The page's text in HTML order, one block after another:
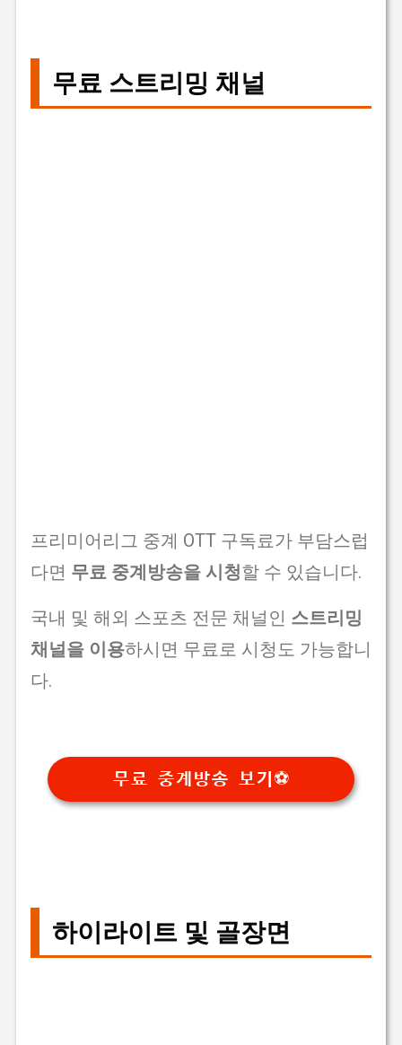
무료 스트리밍 채널
프리미어리그 중계 OTT 구독료가 부담스럽
다면 무료 중계방송을 시청할 수 있습니다.
국내 및 해외 스포츠 전문 채널인 스트리밍
채널을 이용하시면 무료로 시청도 가능합니
다.
무료 중계방송 보기⚽
하이라이트 및 골장면